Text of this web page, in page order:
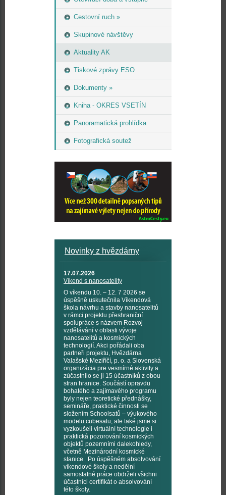
Cestovní ruch »
Skupinové návštěvy
Aktuality AK
Tiskové zprávy ESO
Dokumenty »
Kniha - OKRES VSETÍN
Panoramatická prohlídka
Fotografická soutež
Novinky z hvězdárny
17.07.2026
Víkend s nanosatelity
O víkendu 10. – 12. 7 2026 se
úspěšně uskutečnila Víkendová
škola návrhu a stavby nanosatelitů
v rámci projektu přeshraniční
spolupráce s názvem Rozvoj
vzdělávání v oblasti vývoje
nanosatelitů a kosmických
technologií. Akci pořádali oba
partneři projektu, Hvězdárna
Valašské Meziříčí, p. o. a Slovenská
organizácia pre vesmírné aktivity a
zúčastnilo se ji 15 účastníků z obou
stran hranice. Součástí opravdu
bohatého a zajímavého programu
byly nejen teoretické přednášky,
semináře, praktické činnosti se
složením Schoolsatů – výukového
modelu cubesatu, ale také jsme si
vyzkoušeli virtuální technologie i
praktická pozorování kosmických
objektů pozemními dalekohledy,
včetně Mezinárodní kosmické
stanice. Po úspěšném absolvování
víkendové školy a nedělní
samostatné práce obdrželi všichni
účastníci certifikát o absolvování
této školy.